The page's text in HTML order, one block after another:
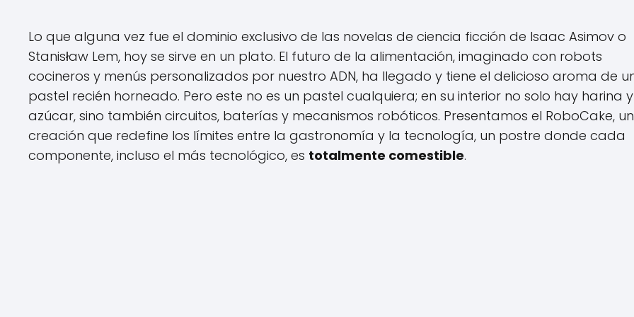
Lo que alguna vez fue el dominio exclusivo de las novelas de ciencia ficción de Isaac Asimov o
Stanisław Lem, hoy se sirve en un plato. El futuro de la alimentación, imaginado con robots
cocineros y menús personalizados por nuestro ADN, ha llegado y tiene el delicioso aroma de
pastel recién horneado. Pero este no es un pastel cualquiera; en su interior no solo hay harina y
azúcar, sino también circuitos, baterías y mecanismos robóticos. Presentamos el RoboCake,
creación que redefine los límites entre la gastronomía y la tecnología, un postre donde cada
componente, incluso el más tecnológico, es totalmente comestible.